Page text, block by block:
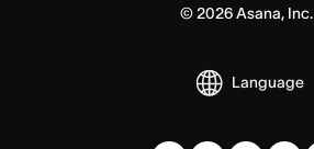
© 2026Asana, Inc.
Language